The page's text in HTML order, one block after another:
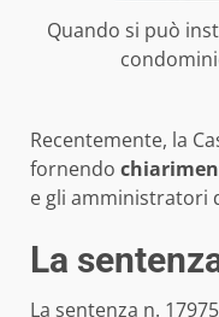
Quando si può
Recentemente, la
fornendo
e gli amministratori
La
La sentenza n.